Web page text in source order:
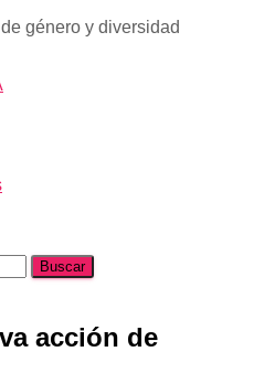
género y diversidad
acción de